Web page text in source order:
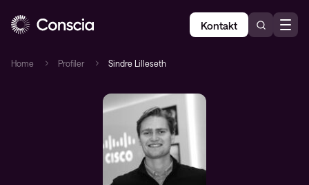
Kontakt
Home Profiler Sindre Lilleseth